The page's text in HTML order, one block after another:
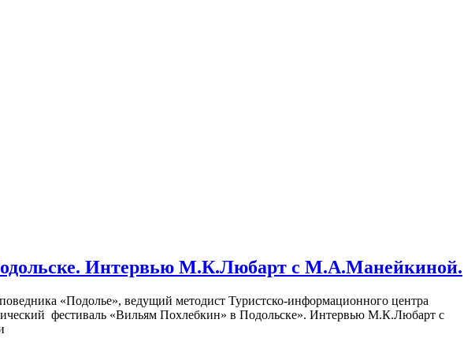
Интервью М.К.Любарт с М.А.Манейкиной.
«Подолье», ведущий методист Туристско-информационного центра
фестиваль «Вильям Похлебкин» в Подольске». Интервью М.К.Любарт с